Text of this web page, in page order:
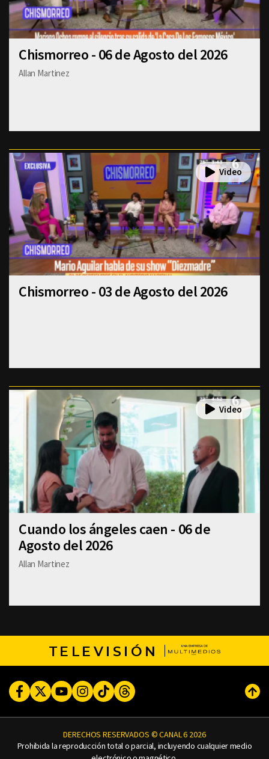
Chismorreo - 06 de Agosto del 2026
Allan Martinez
Chismorreo - 03 de Agosto del 2026
Cuando los ángeles caen - 06 de
Agosto del 2026
Allan Martinez
TELEVISIÓN
FacebookTwitterYoutubeInstagram
TikTokThreads
DERECHOS RESERVADOS © CANAL 6 2026
Prohibida la reproducción total o parcial, incluyendo cualquier medio